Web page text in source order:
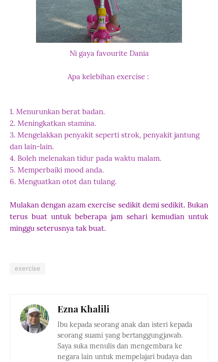
Ni gaya favourite Dania
Apa kelebihan exercise :
1. Menurunkan berat badan.
2. Meningkatkan stamina.
3. Mengelakkan penyakit seperti strok, penyakit jantung
dan lain-lain.
4. Boleh melenakan tidur pada waktu malam.
5. Memperbaiki mood anda.
6. Menguatkan otot dan tulang.
Mulakan dengan azam exercise sedikit demi sedikit. Bukan
terus buat untuk beberapa jam sehari kemudian untuk
minggu seterusnya tak buat.
exercise
Ezna Khalili
Ibu kepada seorang anak dan isteri kepada
seorang suami yang bertanggungjawab.
Saya suka menulis dan mengembara ke
negara lain untuk mempelajari budaya dan